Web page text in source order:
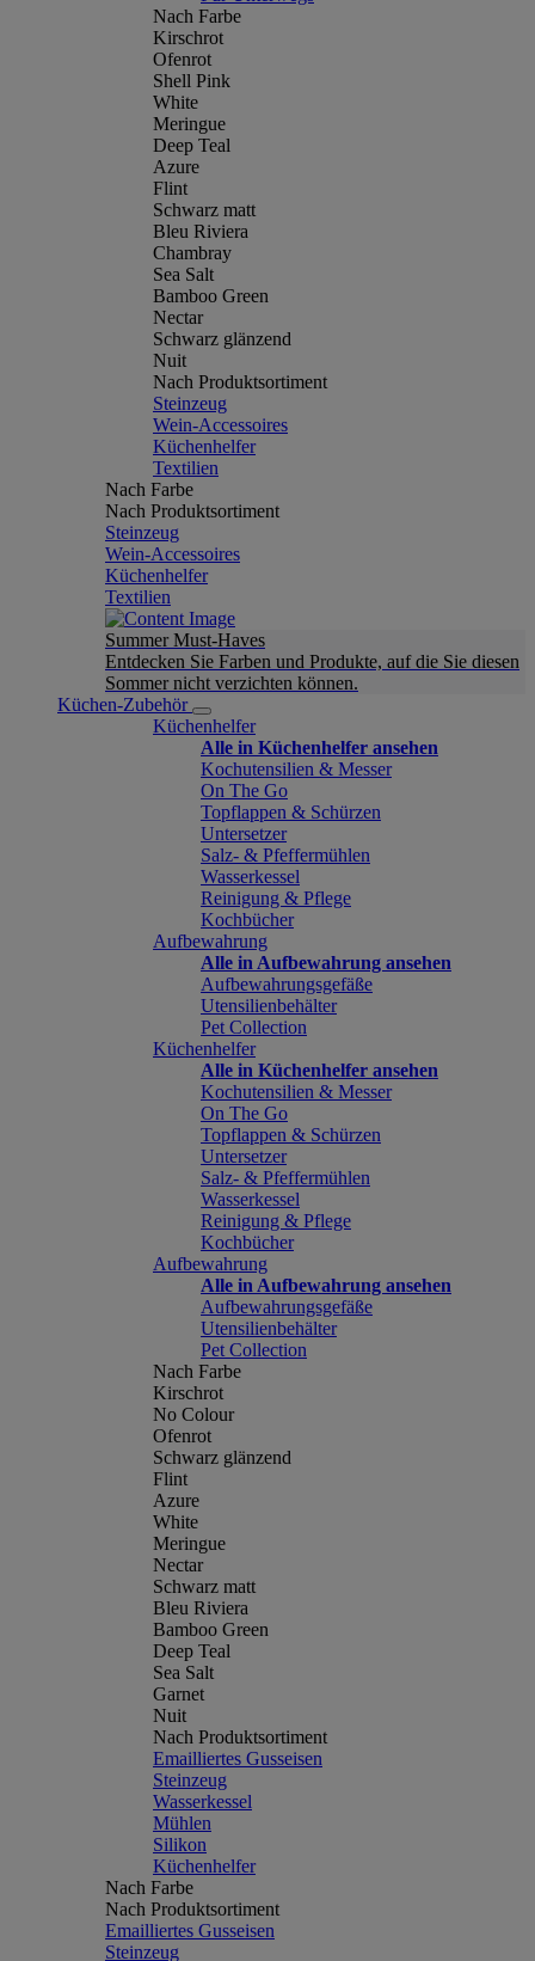
Nach Farbe
Kirschrot
Ofenrot
Shell Pink
White
Meringue
Deep Teal
Azure
Flint
Schwarz matt
Bleu Riviera
Chambray
Sea Salt
Bamboo Green
Nectar
Schwarz glänzend
Nuit
Nach Produktsortiment
Steinzeug
Wein-Accessoires
Küchenhelfer
Textilien
Nach Farbe
Nach Produktsortiment
Steinzeug
Wein-Accessoires
Küchenhelfer
Textilien
Summer Must-Haves
Entdecken Sie Farben und Produkte, auf die Sie diesen
Sommer nicht verzichten können.
Küchen-Zubehör
Küchenhelfer
Alle in Küchenhelfer ansehen
Kochutensilien & Messer
On The Go
Topflappen & Schürzen
Untersetzer
Salz- & Pfeffermühlen
Wasserkessel
Reinigung & Pflege
Kochbücher
Aufbewahrung
Alle in Aufbewahrung ansehen
Aufbewahrungsgefäße
Utensilienbehälter
Pet Collection
Küchenhelfer
Alle in Küchenhelfer ansehen
Kochutensilien & Messer
On The Go
Topflappen & Schürzen
Untersetzer
Salz- & Pfeffermühlen
Wasserkessel
Reinigung & Pflege
Kochbücher
Aufbewahrung
Alle in Aufbewahrung ansehen
Aufbewahrungsgefäße
Utensilienbehälter
Pet Collection
Nach Farbe
Kirschrot
No Colour
Ofenrot
Schwarz glänzend
Flint
Azure
White
Meringue
Nectar
Schwarz matt
Bleu Riviera
Bamboo Green
Deep Teal
Sea Salt
Garnet
Nuit
Nach Produktsortiment
Emailliertes Gusseisen
Steinzeug
Wasserkessel
Mühlen
Silikon
Küchenhelfer
Nach Farbe
Nach Produktsortiment
Emailliertes Gusseisen
Steinzeug